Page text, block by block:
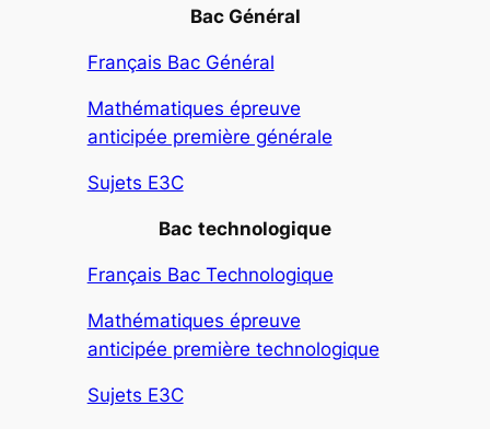
Bac Général
Français Bac Général
Mathématiques épreuve
anticipée première générale
Sujets E3C
Bac technologique
Français Bac Technologique
Mathématiques épreuve
anticipée première technologique
Sujets E3C